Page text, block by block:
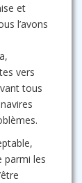
et
l’avons
vers
tous
parmi les